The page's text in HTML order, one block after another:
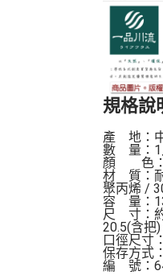
規格說
產    地：
數    量：
顏　　色
材    質：
聚丙烯 /
容    量：
尺    寸：
20.5(含把
口徑尺寸
保存方式
編    號：